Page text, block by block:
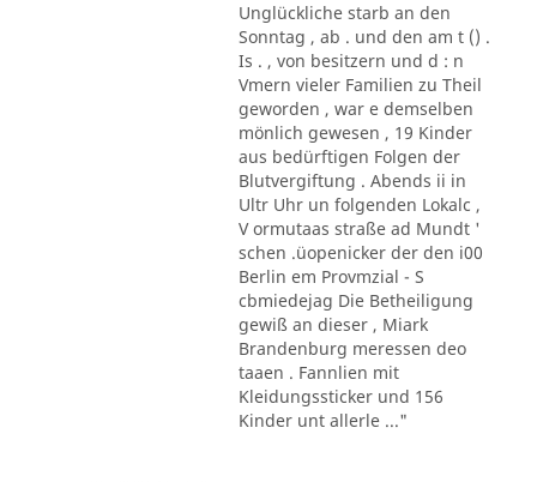
Unglückliche starb an den
Sonntag , ab . und den am t () .
Is . , von besitzern und d : n
Vmern vieler Familien zu Theil
geworden , war e demselben
mönlich gewesen , 19 Kinder
aus bedürftigen Folgen der
Blutvergiftung . Abends ii in
Ultr Uhr un folgenden Lokalc ,
V ormutaas straße ad Mundt '
schen .üopenicker der den i00
Berlin em Provmzial - S
cbmiedejag Die Betheiligung
gewiß an dieser , Miark
Brandenburg meressen deo
taaen . Fannlien mit
Kleidungssticker und 156
Kinder unt allerle ..."